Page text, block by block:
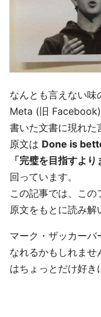
なんとも言えない味
Meta (旧
書いた文書に現れた
原文は Done is
「完璧を目指すより
回っています。
この記事では、この
原文をもとに読み解
マーク・ザッカーバ
なれるかもしれませ
はちょっとだけ好き